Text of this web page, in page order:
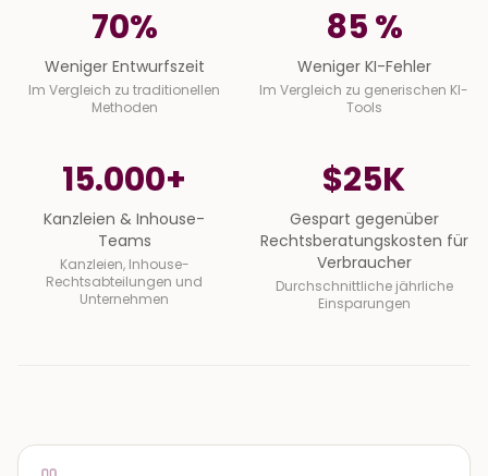
Weniger Entwurfszeit
70%
Weniger Entwurfszeit
Im Vergleich zu traditionellen
Methoden
Weniger KI-Fehler
85 %
Weniger KI-Fehler
Im Vergleich zu generischen KI-
Tools
Kanzleien & Inhouse-Teams
15.000+
Kanzleien & Inhouse-
Teams
Kanzleien, Inhouse-
Rechtsabteilungen und
Unternehmen
Gespart gegenüber
$25K
Gespart gegenüber
Rechtsberatungskosten für
Verbraucher
Durchschnittliche jährliche
Einsparungen